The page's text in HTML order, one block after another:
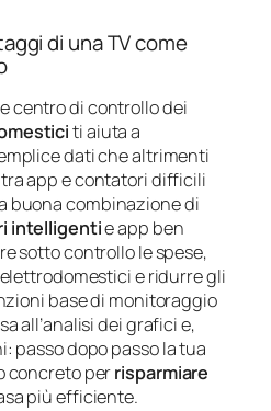
di una TV come
centro di controllo dei
ti aiuta a
dati che altrimenti
app e contatori difficili
buona combinazione di
intelligentie app ben
sotto controllo le spese,
e ridurre gli
base di monitoraggio
all’analisi dei grafici e,
passo dopo passo la tua
concreto perrisparmiare
più efficiente.